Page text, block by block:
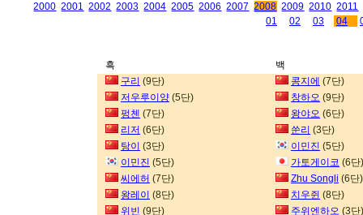
2000 2001 2002 2003 2004 2005 2006 2007 2008 2009 2010 2011
01
02 03 04
흑
백
구리 (9단) 콩지에 (7단)
저우루이양 (5단) 창하오 (9단)
펑첸 (7단) 왕야오 (6단)
리저 (6단) 쑨리 (3단)
탕이 (3단) 이민진 (5단)
이민진 (5단) 가토게이코 (6단)
씨에허 (7단) Zhu Songli (6단)
왕레이 (8단) 치우쥔 (8단)
위빈 (9단) 주위엔하오 (3단)